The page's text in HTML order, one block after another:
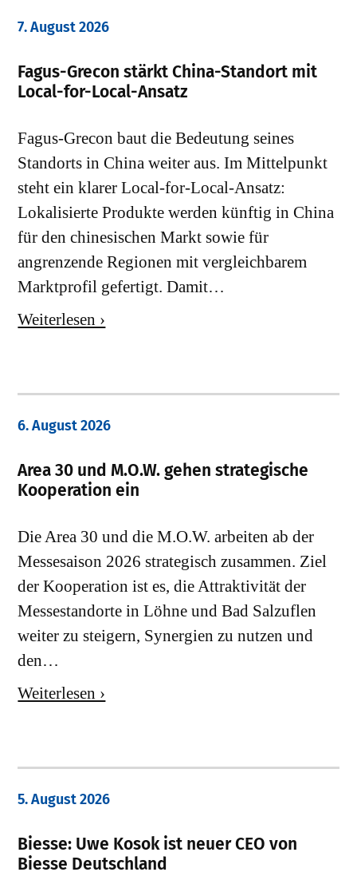
7. August 2026
Fagus-Grecon stärkt China-Standort mit
Local-for-Local-Ansatz
Fagus-Grecon baut die Bedeutung seines
Standorts in China weiter aus. Im Mittelpunkt
steht ein klarer Local-for-Local-Ansatz:
Lokalisierte Produkte werden künftig in China
für den chinesischen Markt sowie für
angrenzende Regionen mit vergleichbarem
Marktprofil gefertigt. Damit…
Weiterlesen ›
6. August 2026
Area 30 und M.O.W. gehen strategische
Kooperation ein
Die Area 30 und die M.O.W. arbeiten ab der
Messesaison 2026 strategisch zusammen. Ziel
der Kooperation ist es, die Attraktivität der
Messestandorte in Löhne und Bad Salzuflen
weiter zu steigern, Synergien zu nutzen und
den…
Weiterlesen ›
5. August 2026
Biesse: Uwe Kosok ist neuer CEO von
Biesse Deutschland